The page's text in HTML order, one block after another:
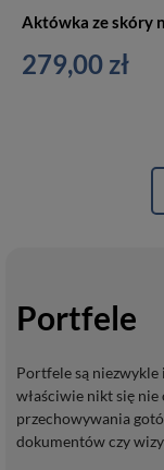
279,00 zł
Portfele
Portfele są
właściwie nikt się
przechowywania
dokumentów czy